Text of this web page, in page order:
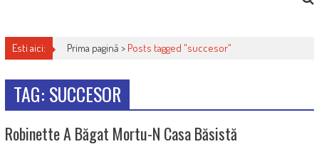
Esti aici: Prima pagină > Posts tagged "succesor"
TAG: SUCCESOR
Robinette A Băgat Mortu-N Casa Băsistă